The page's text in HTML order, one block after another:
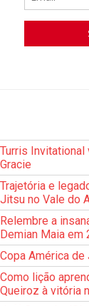
Turris
Gracie
Trajetória e
Jitsu no Vale do
Relembre a
Demian Maia em
Copa América
Como lição
Queiroz à vitória